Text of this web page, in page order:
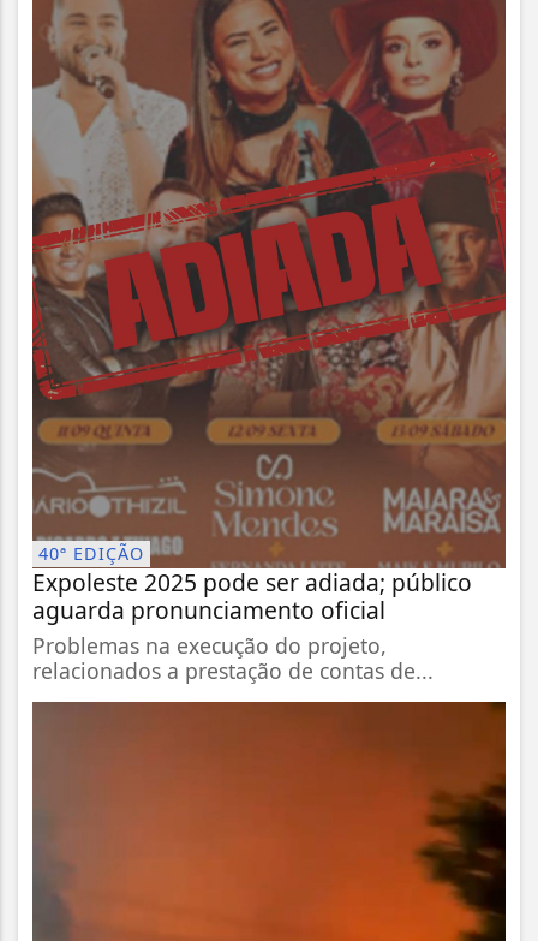
40ª EDIÇÃO
Expoleste 2025 pode ser adiada; público
aguarda pronunciamento oficial
Problemas na execução do projeto,
relacionados a prestação de contas de...